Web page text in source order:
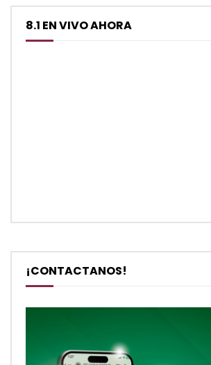
8.1 EN VIVO AHORA
¡CONTACTANOS!